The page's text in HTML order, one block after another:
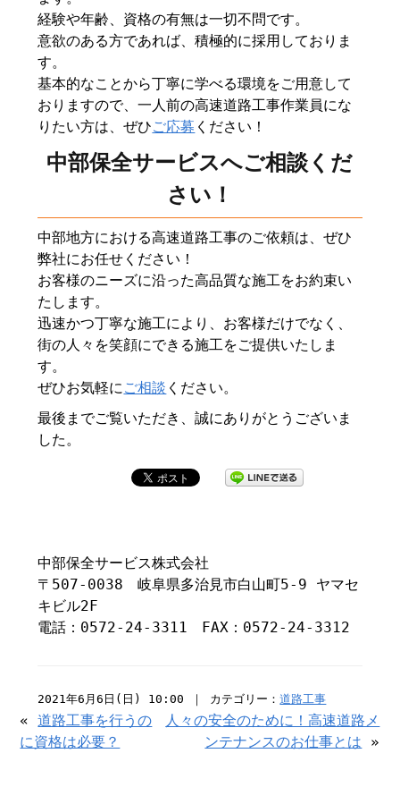
経験や年齢、資格の有無は一切不問です。
意欲のある方であれば、積極的に採用しておりま
す。
基本的なことから丁寧に学べる環境をご用意して
おりますので、一人前の高速道路工事作業員にな
りたい方は、ぜひご応募 ください！
中部保全サービスへご相談くだ
さい！
中部地方における高速道路工事のご依頼は、ぜひ
弊社にお任せください！
お客様のニーズに沿った高品質な施工をお約束い
たします。
迅速かつ丁寧な施工により、お客様だけでなく、
街の人々を笑顔にできる施工をご提供いたしま
す。
ぜひお気軽にご相談 ください。
最後までご覧いただき、誠にありがとうございま
した。
中部保全サービス株式会社
〒507-0038 岐阜県多治見市白山町5-9 ヤマセ
キビル2F
電話：0572-24-3311 FAX：0572-24-3312
2021年6月6日(日) 10:00 ｜ カテゴリー：道路工事
«道路工事を行うの
に資格は必要？
人々の安全のために！高速道路メ
ンテナンスのお仕事とは »